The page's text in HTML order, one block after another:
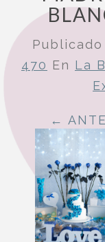
Publicado
470 En La
←